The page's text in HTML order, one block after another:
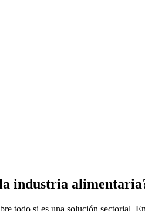
industria
todo si es una solución sectorial.